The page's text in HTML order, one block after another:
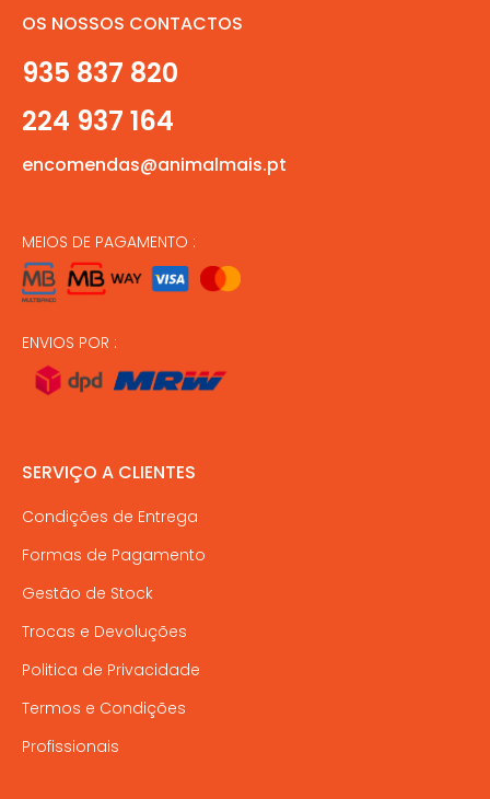
OS NOSSOS CONTACTOS
935 837 820
224 937 164
encomendas@animalmais.pt
MEIOS DE PAGAMENTO :
ENVIOS POR :
SERVIÇO A CLIENTES
Condições de Entrega
Formas de Pagamento
Gestão de Stock
Trocas e Devoluções
Politica de Privacidade
Termos e Condições
Profissionais